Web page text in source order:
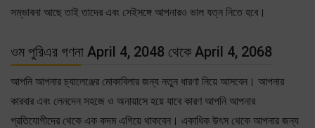
সম্ভাবনা আছে তাই তাদের এবং সেইসঙ্গে আপনারও ভাল যত্ন নিতে হবে।
ওম পুরিএর গণনা April 4, 2048 থেকে April 4, 2068
আপনি আপনার চ্যালেঞ্জের মোকাবিলার জন্য নতুন ধারণা নিয়ে আসবেন। আপনার
কারবার এবং লেনদেন সহজে ও অনায়াসে হয়ে যাবে কারণ আপনি আপনার
প্রতিযোগীদের থেকে এক কদম এগিয়ে থাকবেন। একাধিক উৎস থেকে আপনার জন্য